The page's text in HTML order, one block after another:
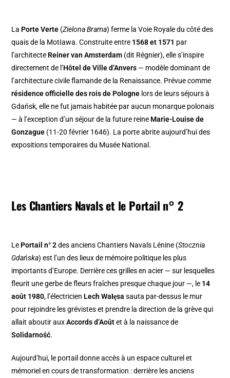
La Porte Verte (Zielona Brama) ferme la Voie Royale du côté des
quais de la Motława. Construite entre 1568 et 1571 par
l’architecte Reiner van Amsterdam (dit Régnier), elle s’inspire
directement de l’Hôtel de Ville d’Anvers — modèle dominant de
l’architecture civile flamande de la Renaissance. Prévue comme
résidence officielle des rois de Pologne lors de leurs séjours à
Gdańsk, elle ne fut jamais habitée par aucun monarque polonais
— à l’exception d’un séjour de la future reine Marie-Louise de
Gonzague (11-20 février 1646). La porte abrite aujourd’hui des
expositions temporaires du Musée National.
Les Chantiers Navals et le Portail n° 2
Le Portail n° 2des anciens Chantiers Navals Lénine (Stocznia
Gdańska) est l’un des lieux de mémoire politique les plus
importants d’Europe. Derrière ces grilles en acier — sur lesquelles
fleurit une gerbe de fleurs fraîches presque chaque jour —, le 14
août 1980, l’électricien Lech Wałęsa sauta par-dessus le mur
pour rejoindre les grévistes et prendre la direction de la grève qui
allait aboutir auxAccords d’Aoûtet à la naissance de
Solidarność.
Aujourd’hui, le portail donne accès à un espace culturel et
mémoriel en cours de transformation : derrière les anciens